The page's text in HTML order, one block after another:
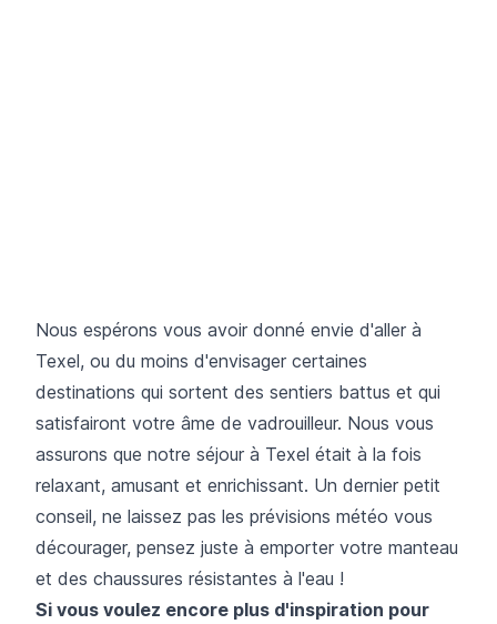
Nous espérons vous avoir donné envie d'aller à
Texel, ou du moins d'envisager certaines
destinations qui sortent des sentiers battus et qui
satisfairont votre âme de vadrouilleur. Nous vous
assurons que notre séjour à Texel était à la fois
relaxant, amusant et enrichissant. Un dernier petit
conseil, ne laissez pas les prévisions météo vous
décourager, pensez juste à emporter votre manteau
et des chaussures résistantes à l'eau !
Si vous voulez encore plus d'inspiration pour